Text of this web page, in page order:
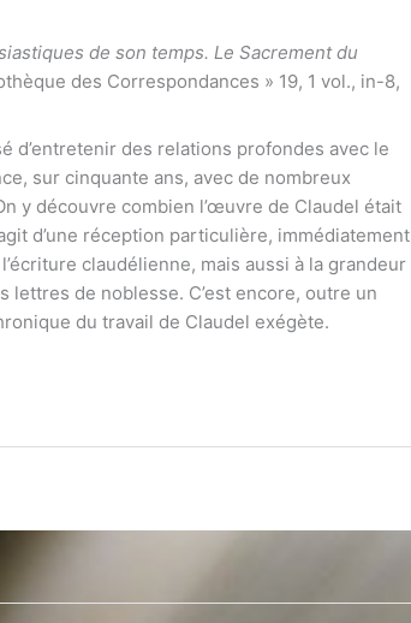
de son temps. Le Sacrement du
des Correspondances » 19, 1 vol., in-8,
d’entretenir des relations profondes avec le
sur cinquante ans, avec de nombreux
y découvre combien l’œuvre de Claudel était
d’une réception particulière, immédiatement
claudélienne, mais aussi à la grandeur
lettres de noblesse. C’est encore, outre un
du travail de Claudel exégète.